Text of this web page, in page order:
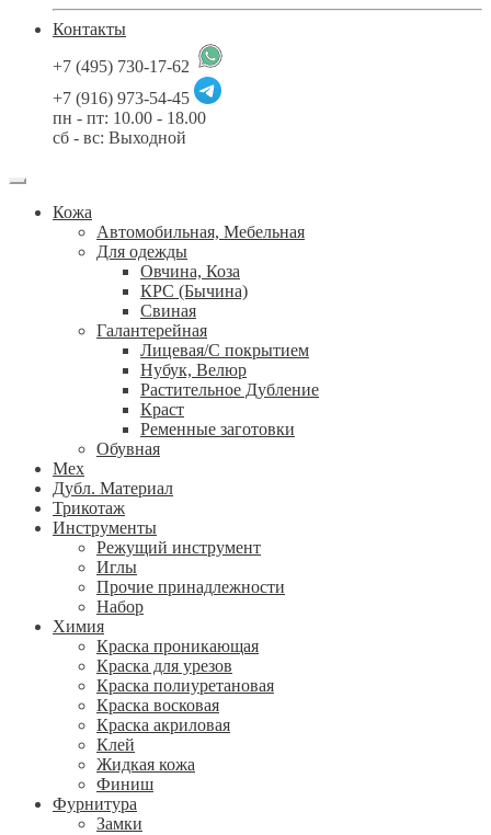
Контакты
+7 (495) 730-17-62
+7 (916) 973-54-45
пн - пт: 10.00 - 18.00
сб - вс: Выходной
Кожа
Автомобильная, Мебельная
Для одежды
Овчина, Коза
КРС (Бычина)
Свиная
Галантерейная
Лицевая/С покрытием
Нубук, Велюр
Растительное Дубление
Краст
Ременные заготовки
Обувная
Мех
Дубл. Материал
Трикотаж
Инструменты
Режущий инструмент
Иглы
Прочие принадлежности
Набор
Химия
Краска проникающая
Краска для урезов
Краска полиуретановая
Краска восковая
Краска акриловая
Клей
Жидкая кожа
Финиш
Фурнитура
Замки